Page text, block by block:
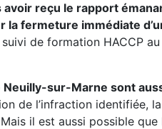
avoir reçu le rapport
fermeture immédiate
de formation HACCP
sur-Marne sont
de l’infraction identifiée,
il est aussi possible que